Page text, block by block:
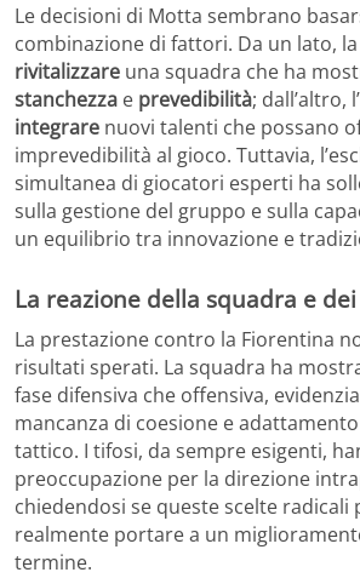
Le decisioni di Motta sembrano
combinazione di fattori. Da un lato,
rivitalizzare una squadra che ha
stanchezza e prevedibilità; dall’altro,
integrare nuovi talenti che possano
imprevedibilità al gioco. Tuttavia,
simultanea di giocatori esperti ha
sulla gestione del gruppo e sulla
un equilibrio tra innovazione e
La reazione della squadra e
La prestazione contro la Fiorentina
risultati sperati. La squadra ha
fase difensiva che offensiva,
mancanza di coesione e
tattico. I tifosi, da sempre esigenti,
preoccupazione per la direzione
chiedendosi se queste scelte radicali
realmente portare a un
termine.​